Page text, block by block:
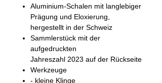
Aluminium-Schalen mit langlebiger
Prägung und Eloxierung,
hergestellt in der Schweiz
Sammlerstück mit der
aufgedruckten
Jahreszahl 2023 auf der Rückseite
Werkzeuge
- kleine Klinge